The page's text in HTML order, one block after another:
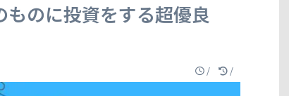
のに投資をする超優良
/ /